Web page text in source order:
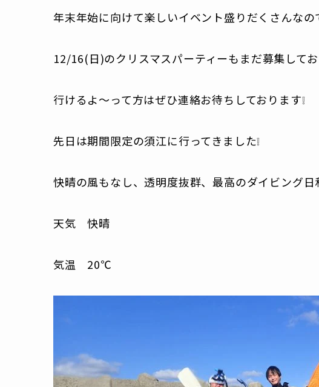
年末年始に向けて楽しいイベント盛りだくさんな
12/16(日)のクリスマスパーティーもまだ募集してお
行けるよ～って方はぜひ連絡お待ちしております❕
先日は期間限定の須江に行ってきました❕
快晴の風もなし、透明度抜群、最高のダイビング日
天気 快晴
気温 20℃